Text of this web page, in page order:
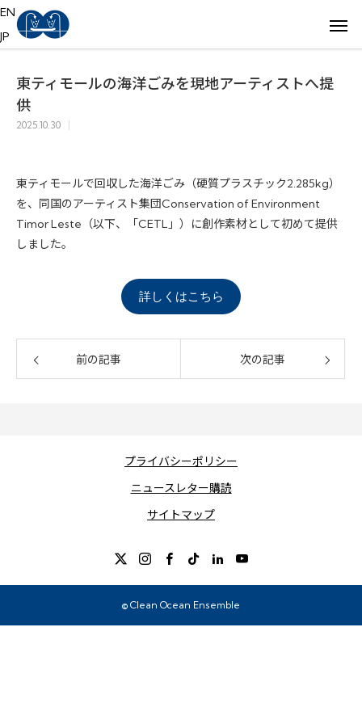
EN
JP
東ティモールの海洋ごみを現地アーティストへ提
供
2025.10.30
東ティモールで回収した海洋ごみ（硬質プラスチック2.285kg）
を、同国のアーティスト集団Conservation of Environment
Timor Leste（以下、「CETL」）に創作素材として初めて提供
しました。
詳しくはこちら
前の記事 次の記事
プライバシーポリシー
ニュースレター購読
サイトマップ
© Clean Ocean Ensemble